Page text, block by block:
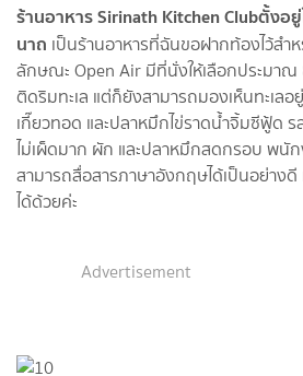
ร้านอาหาร Sirinath Kitchen Clubตั้งอ
นาถ เป็นร้านอาหารที่ฉันขอฝากท้องไว้สำ
ลักษณะ Open Air มีที่นั่งให้เลือกประมาณ
ติดริมทะเล แต่ก็ยังสามารถมองเห็นทะเลอ
เกี๊ยวทอด และปลาหมึกไข่ราดน้ำจิ้มซีฟู้ด
ไม่เผ็ดมาก ผัก และปลาหมึกสดกรอบ พนั
สามารถสื่อสารภาษาอังกฤษได้เป็นอย่าง
ได้ด้วยค่ะ
Advertisement